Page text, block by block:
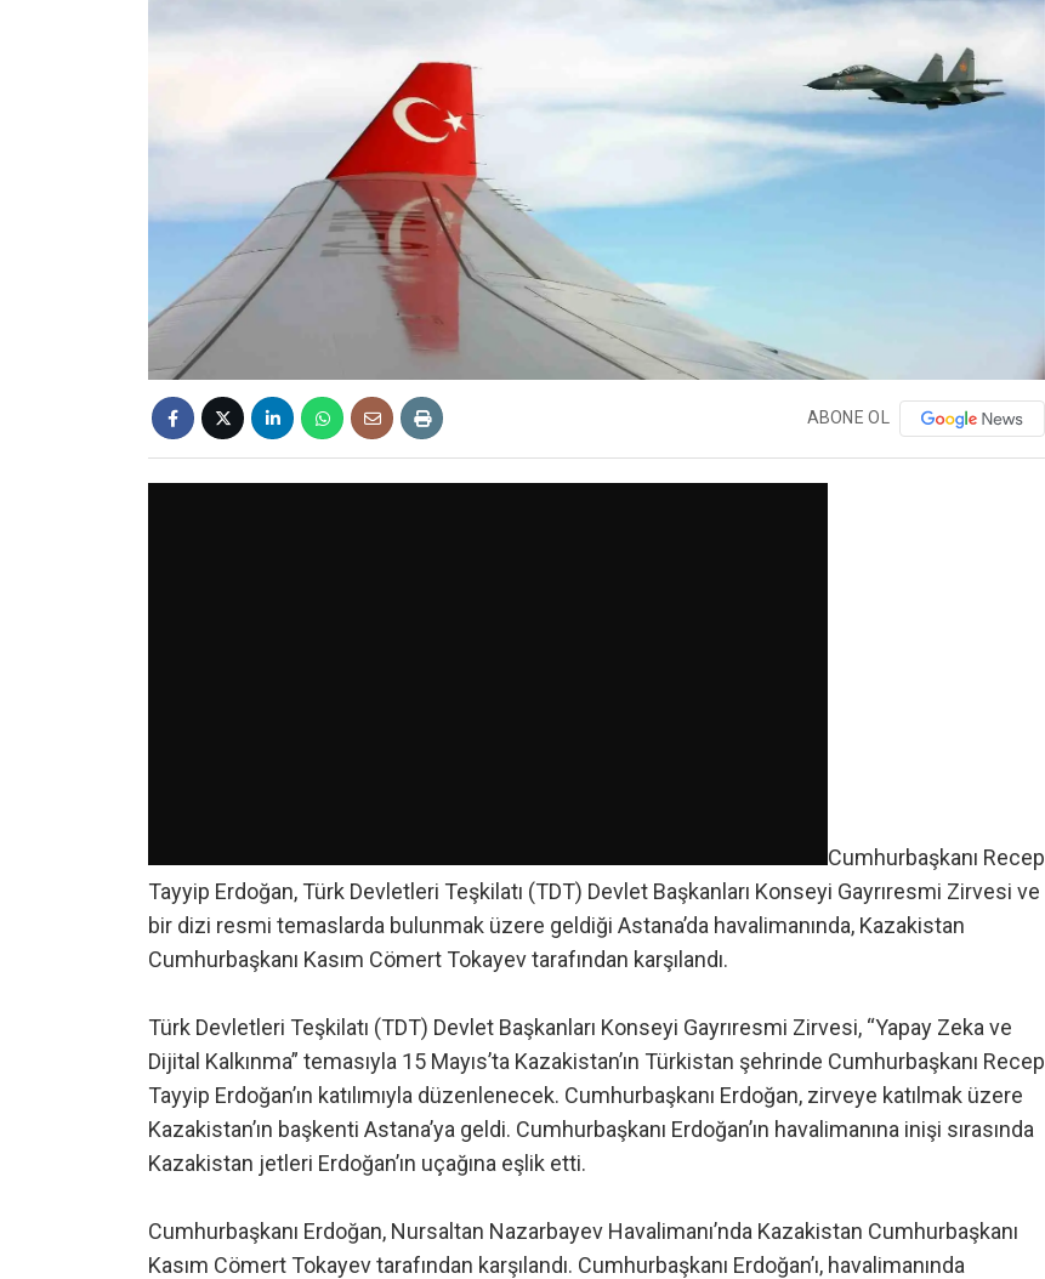
ABONE OL
Cumhurbaşkanı Recep
Tayyip Erdoğan, Türk Devletleri Teşkilatı (TDT) Devlet Başkanları Konseyi Gayrıresmi Zirvesi ve
bir dizi resmi temaslarda bulunmak üzere geldiği Astana’da havalimanında, Kazakistan
Cumhurbaşkanı Kasım Cömert Tokayev tarafından karşılandı.
Türk Devletleri Teşkilatı (TDT) Devlet Başkanları Konseyi Gayrıresmi Zirvesi, “Yapay Zeka ve
Dijital Kalkınma” temasıyla 15 Mayıs’ta Kazakistan’ın Türkistan şehrinde Cumhurbaşkanı Recep
Tayyip Erdoğan’ın katılımıyla düzenlenecek. Cumhurbaşkanı Erdoğan, zirveye katılmak üzere
Kazakistan’ın başkenti Astana’ya geldi. Cumhurbaşkanı Erdoğan’ın havalimanına inişi sırasında
Kazakistan jetleri Erdoğan’ın uçağına eşlik etti.
Cumhurbaşkanı Erdoğan, Nursaltan Nazarbayev Havalimanı’nda Kazakistan Cumhurbaşkanı
Kasım Cömert Tokayev tarafından karşılandı. Cumhurbaşkanı Erdoğan’ı, havalimanında